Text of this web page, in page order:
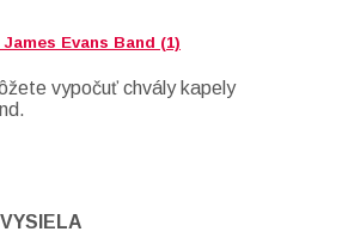
Evans Band (1)
vypočuť chvály kapely